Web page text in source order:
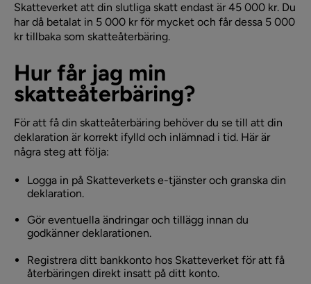
Skatteverket att din slutliga skatt endast är 45 000 kr. Du
har då betalat in 5 000 kr för mycket och får dessa 5 000
kr tillbaka som skatteåterbäring.
Hur får jag min
skatteåterbäring?
För att få din skatteåterbäring behöver du se till att din
deklaration är korrekt ifylld och inlämnad i tid. Här är
några steg att följa:
Logga in på Skatteverkets e-tjänster och granska din
deklaration.
Gör eventuella ändringar och tillägg innan du
godkänner deklarationen.
Registrera ditt bankkonto hos Skatteverket för att få
återbäringen direkt insatt på ditt konto.